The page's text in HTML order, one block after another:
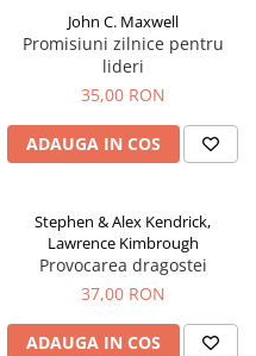
John C. Maxwell
Promisiuni zilnice pentru
lideri
35,00 RON
ADAUGA IN COS
Stephen & Alex Kendrick,
Lawrence Kimbrough
Provocarea dragostei
37,00 RON
ADAUGA IN COS